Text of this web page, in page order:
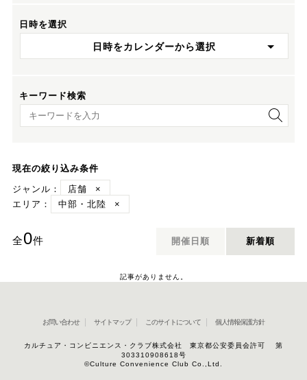
日時を選択
日時をカレンダーから選択
キーワード検索
キーワード検索
現在の絞り込み条件
ジャンル：
店舗
×
エリア：
中部・北陸 ×
全0件 開催日順 新着順
記事がありません。
お問い合わせ サイトマップ このサイトについて 個人情報保護方針
カルチュア・コンビニエンス・クラブ株式会社 東京都公安委員会許可 第
303310908618号
©Culture Convenience Club Co.,Ltd.